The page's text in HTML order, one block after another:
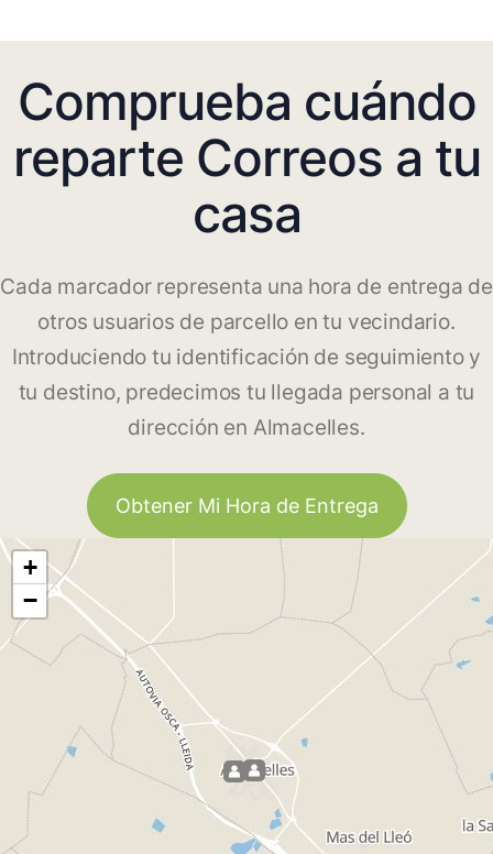
Comprueba cuándo
reparte Correos a tu
casa
Cada marcador representa una hora de entrega de
otros usuarios de parcello en tu vecindario.
Introduciendo tu identificación de seguimiento y
tu destino, predecimos tu llegada personal a tu
dirección en Almacelles.
Obtener Mi Hora de Entrega
+
−